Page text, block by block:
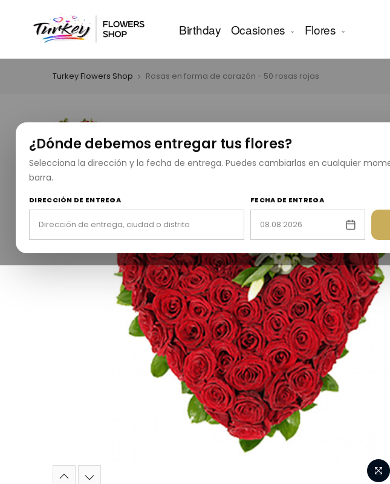
Birthday Ocasiones Flores
¿Dónde debemos entregar tus flores?
Selecciona la dirección y la fecha de entrega. Puedes cambiarlas en cualquier
barra.
DIRECCIÓN DE ENTREGA FECHA DE ENTREGA
Turkey Flowers Shop Rosas en forma de corazón - 50 rosas rojas